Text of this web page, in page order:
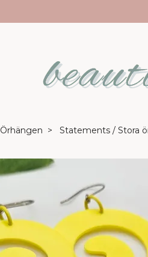
Örhängen Statements / Stora